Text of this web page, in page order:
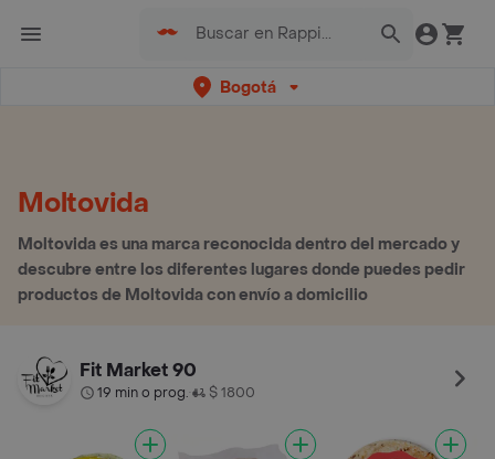
Bogotá
Moltovida
Moltovida es una marca reconocida dentro del mercado y
descubre entre los diferentes lugares donde puedes pedir
productos de Moltovida con envío a domicilio
Fit Market 90
19 min o prog.• $ 1800